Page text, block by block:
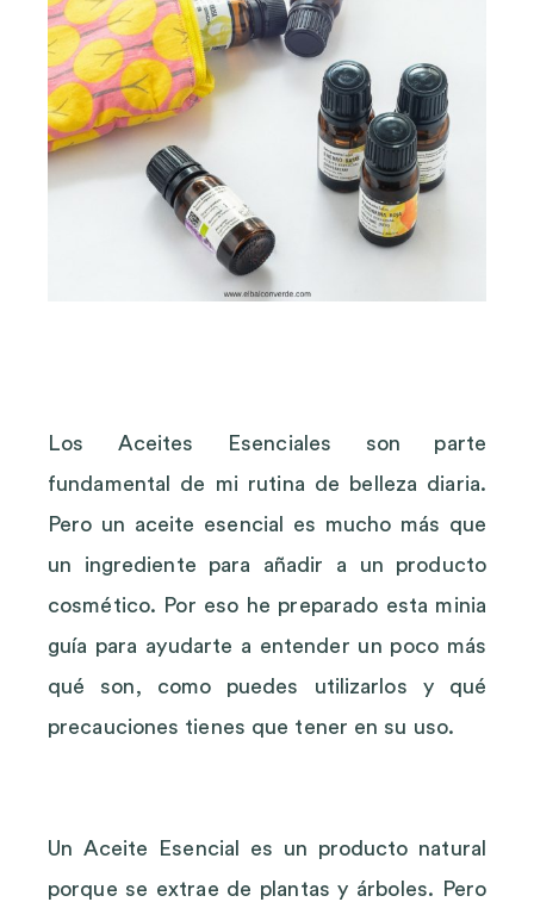
Los Aceites Esenciales son parte
fundamental de mi rutina de belleza diaria.
Pero un aceite esencial es mucho más que
un ingrediente para añadir a un producto
cosmético. Por eso he preparado esta minia
guía para ayudarte a entender un poco más
qué son, como puedes utilizarlos y qué
precauciones tienes que tener en su uso.
Un Aceite Esencial es un producto natural
porque se extrae de plantas y árboles. Pero